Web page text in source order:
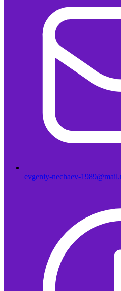
evgeniy-nechaev-